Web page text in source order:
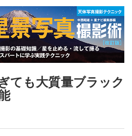
ても大質量ブラック